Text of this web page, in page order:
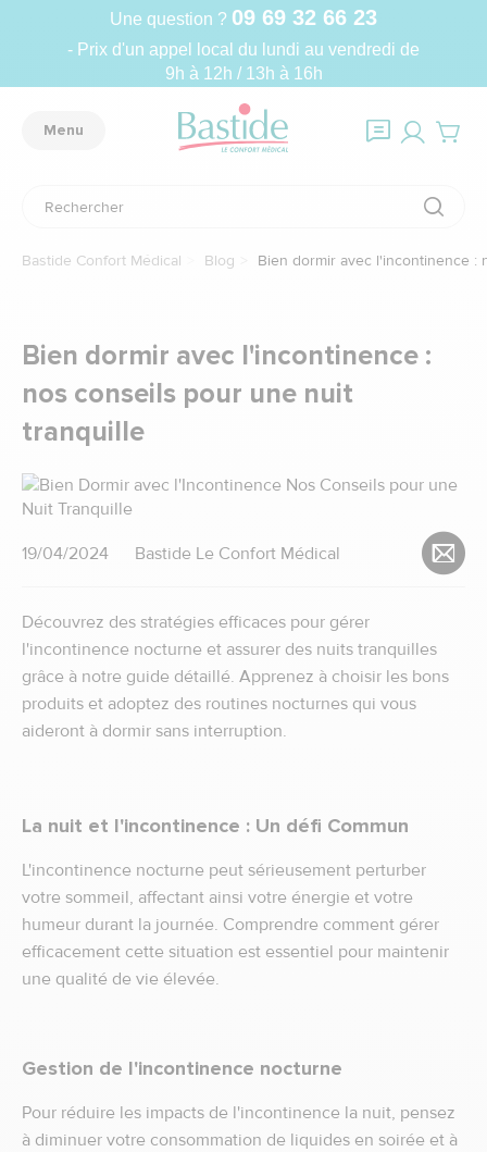
Une question ? 09 69 32 66 23
- Prix d'un appel local du lundi au vendredi de
9h à 12h / 13h à 16h
Menu
Bastide Confort Médical Blog Bien dormir avec l'incontinence
Bien dormir avec l'incontinence :
nos conseils pour une nuit
tranquille
19/04/2024 Bastide Le Confort Médical
Découvrez des stratégies efficaces pour gérer
l'incontinence nocturne et assurer des nuits tranquilles
grâce à notre guide détaillé. Apprenez à choisir les bons
produits et adoptez des routines nocturnes qui vous
aideront à dormir sans interruption.
La nuit et l'incontinence : Un défi Commun
L'incontinence nocturne peut sérieusement perturber
votre sommeil, affectant ainsi votre énergie et votre
humeur durant la journée. Comprendre comment gérer
efficacement cette situation est essentiel pour maintenir
une qualité de vie élevée.
Gestion de l'incontinence nocturne
Pour réduire les impacts de l'incontinence la nuit, pensez
à diminuer votre consommation de liquides en soirée et à